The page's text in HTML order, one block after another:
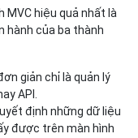
MVC hiệu quả nhất là
hành của ba thành
giản chỉ là quản lý
API.
định những dữ liệu
được trên màn hình